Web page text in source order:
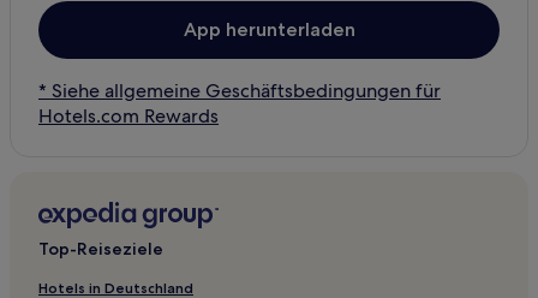
App herunterladen
* Siehe allgemeine Geschäftsbedingungen für
Hotels.com Rewards
Top-Reiseziele
Hotels in Deutschland